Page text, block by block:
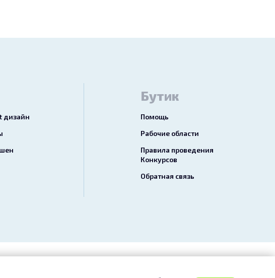
дизайн
Бутик
Помощь
Рабочие области
Правила проведения
Конкурсов
Обратная связь